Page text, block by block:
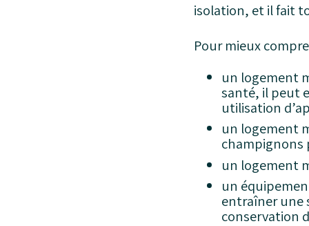
isolation, et il fait
Pour mieux
un logement
santé, il peut
utilisation
un logement
champignons
un logement
un
entraîner une
conservation